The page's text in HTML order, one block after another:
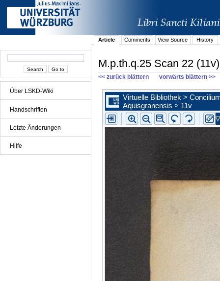
Über LSKD-Wiki
Handschriften
Letzte Änderungen
Hilfe
Article Comments View Source History
M.p.th.q.25 Scan 22 (11v)
<< zurück blättern vorwärts blättern >>